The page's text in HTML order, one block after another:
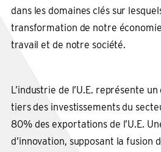
dans les domaines clés sur
transformation de notre
travail et de notre société.
L’industrie de l’U.E. représente
tiers des investissements du
80% des exportations de l’U.E.
d’innovation, supposant la fusion